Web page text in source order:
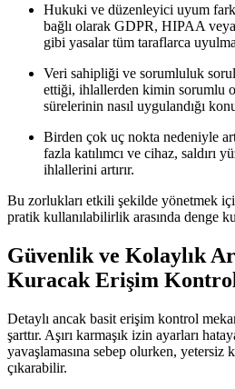
Hukuki ve düzenleyici uyum
bağlı olarak GDPR, HIPAA
gibi yasalar tüm taraflarca
Veri sahipliği ve sorumluluk
ettiği, ihlallerden kimin sorumlu
sürelerinin nasıl uygulandığı
Birden çok uç nokta nedeniyle
fazla katılımcı ve cihaz, saldırı
ihlallerini artırır.
Bu zorlukları etkili şekilde yönetmek
pratik kullanılabilirlik arasında denge
Güvenlik ve Kolaylık
Kuracak Erişim
Detaylı ancak basit erişim kontrol
şarttır. Aşırı karmaşık izin ayarları
yavaşlamasına sebep olurken, yetersiz
çıkarabilir.